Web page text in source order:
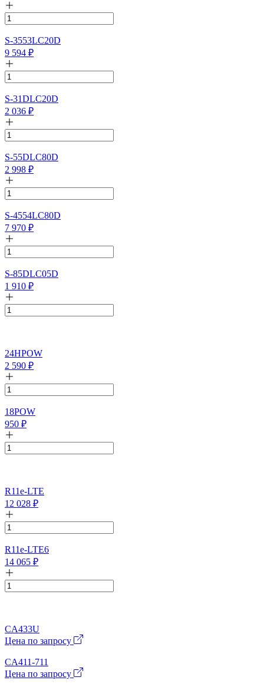
S-3553LC20D
9 594 ₽
S-31DLC20D
2 036 ₽
S-55DLC80D
2 998 ₽
S-4554LC80D
7 970 ₽
S-85DLC05D
1 910 ₽
24HPOW
2 590 ₽
18POW
950 ₽
R11e-LTE
12 028 ₽
R11e-LTE6
14 065 ₽
CA433U
Цена по запросу
CA411-711
Цена по запросу